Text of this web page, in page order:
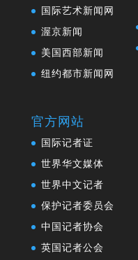
国际艺术新闻网
渥京新闻
美国西部新闻
纽约都市新闻网
官方网站
国际记者证
世界华文媒体
世界中文记者
保护记者委员会
中国记者协会
英国记者公会